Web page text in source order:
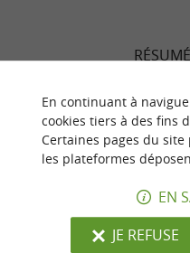
avec lit
€
160 et belle vue sur
personnes/ 270€
pour 4 personnes
sur la vallée : 250€
Spa23€ pour 1
En continuant à
cookies tiers à des fins
Certaines pages du site
les plateformes
EN
JE REFUSE